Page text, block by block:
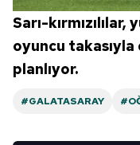
Sarı-
oyuncu takasıyla
planlıyor.
#GALATASARAY